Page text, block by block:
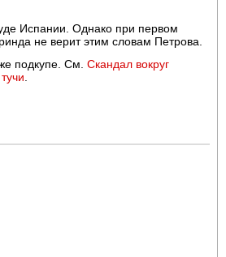
Испании. Однако при первом
не верит этим словам Петрова.
подкупе. См. Скандал вокруг